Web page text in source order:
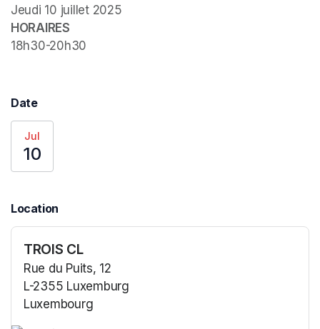
HORAIRES
18h30-20h30
Date
Jul
10
Location
TROIS CL
Rue du Puits, 12
L-2355 Luxemburg
Luxembourg